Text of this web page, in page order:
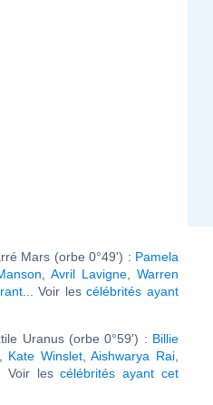
Mars (orbe 0°49') : Pamela
,Avril Lavigne ,Warren
... Voir lescélébrités ayant
Uranus (orbe 0°59') : Billie
Kate Winslet,Aishwarya Rai
Voir lescélébrités ayant cet